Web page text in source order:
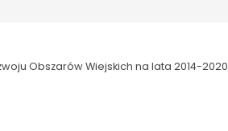
Obszarów Wiejskich na lata 2014-2020